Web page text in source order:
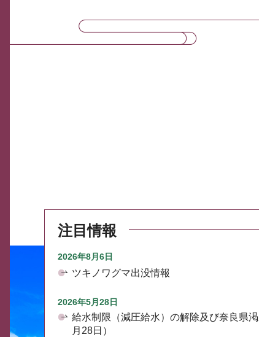
注目情報
2026年8月6日
ツキノワグマ出没情報
2026年5月28日
給水制限（減圧給水）の解除及び奈良県
月28日）